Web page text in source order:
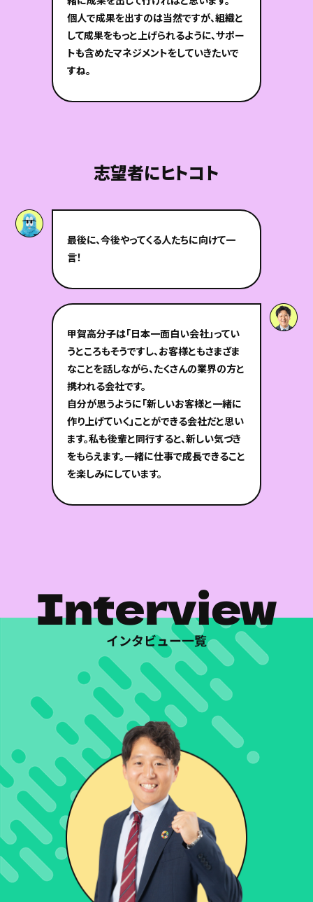
個人で成果を出すのは当然ですが、組織と
して成果をもっと上げられるように、サポー
トも含めたマネジメントをしていきたいで
すね。
志望者にヒトコト
最後に、今後やってくる人たちに向けて一
言！
甲賀高分子は「日本一面白い会社」ってい
うところもそうですし、お客様ともさまざま
なことを話しながら、たくさんの業界の方と
携われる会社です。
自分が思うように「新しいお客様と一緒に
作り上げていく」ことができる会社だと思い
ます。私も後輩と同行すると、新しい気づき
をもらえます。一緒に仕事で成長できること
を楽しみにしています。